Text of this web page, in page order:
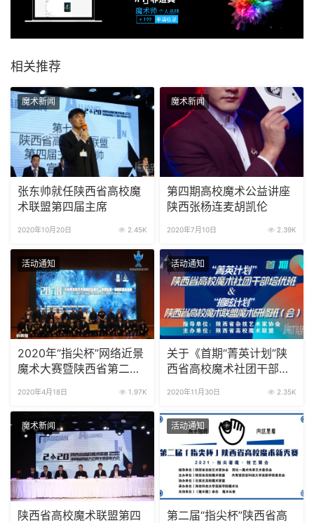
相关推荐
魔术新闻
张东帅就任陕西省高校魔
术联盟第四届主席
2020年10月20日 2.45K
魔术新闻
第四期高校魔术公益讲座
陕西张杨连麦胡凯伦
2020年7月10日 2.39K
活动通知
2020年“指尖杯”网络近景
魔术大赛暨陕西省第二届
赛初选）详情通知
2020年4月18日 1.97K
活动通知
关于《首期“菁英计划”陕
西省高校魔术社团干部培
高校魔术联盟魔术研修
班》的通知
2020年11月30日 2.35K
魔术新闻
陕西省高校魔术联盟第四
活动通知
第二届“指尖杯”陕西省高